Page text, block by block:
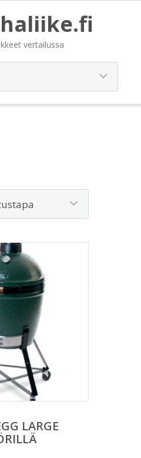
vertailussa
LARGE